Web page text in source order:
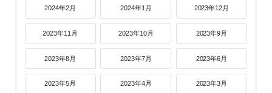
2024年2月 2024年1月 2023年12月
2023年11月 2023年10月 2023年9月
2023年8月 2023年7月 2023年6月
2023年5月 2023年4月 2023年3月